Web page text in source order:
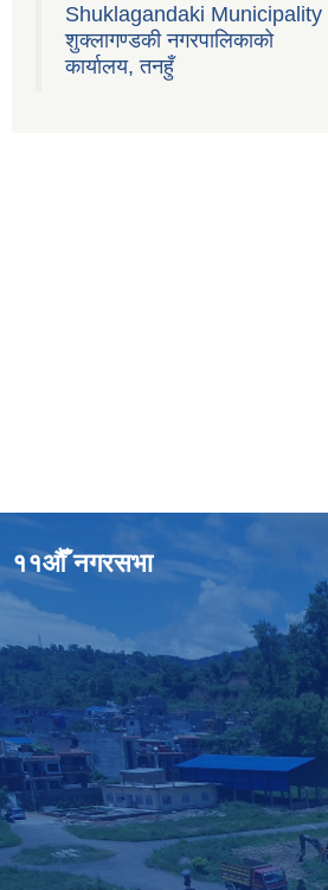
Shuklagandaki Municipality
शुक्लागण्डकी नगरपालिकाको
कार्यालय, तनहुँ
११औँ नगरसभा